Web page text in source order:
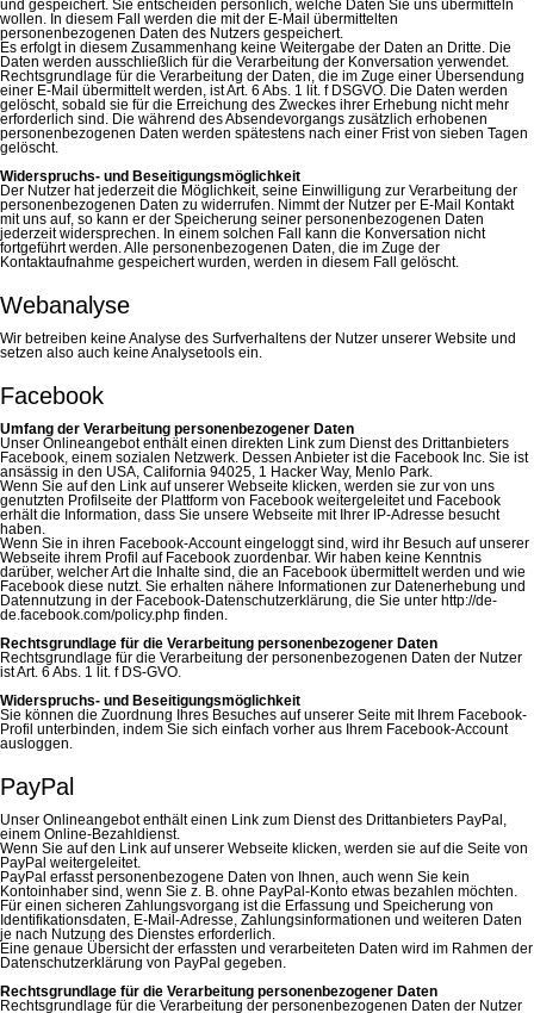
und gespeichert. Sie entscheiden persönlich, welche Daten Sie uns übermitteln
wollen. In diesem Fall werden die mit der E-Mail übermittelten
personenbezogenen Daten des Nutzers gespeichert.
Es erfolgt in diesem Zusammenhang keine Weitergabe der Daten an Dritte. Die
Daten werden ausschließlich für die Verarbeitung der Konversation verwendet.
Rechtsgrundlage für die Verarbeitung der Daten, die im Zuge einer Übersendung
einer E-Mail übermittelt werden, ist Art. 6 Abs. 1 lit. f DSGVO. Die Daten werden
gelöscht, sobald sie für die Erreichung des Zweckes ihrer Erhebung nicht mehr
erforderlich sind. Die während des Absendevorgangs zusätzlich erhobenen
personenbezogenen Daten werden spätestens nach einer Frist von sieben Tagen
gelöscht.
Widerspruchs- und Beseitigungsmöglichkeit
Der Nutzer hat jederzeit die Möglichkeit, seine Einwilligung zur Verarbeitung der
personenbezogenen Daten zu widerrufen. Nimmt der Nutzer per E-Mail Kontakt
mit uns auf, so kann er der Speicherung seiner personenbezogenen Daten
jederzeit widersprechen. In einem solchen Fall kann die Konversation nicht
fortgeführt werden. Alle personenbezogenen Daten, die im Zuge der
Kontaktaufnahme gespeichert wurden, werden in diesem Fall gelöscht.
Webanalyse
Wir betreiben keine Analyse des Surfverhaltens der Nutzer unserer Website und
setzen also auch keine Analysetools ein.
Facebook
Umfang der Verarbeitung personenbezogener Daten
Unser Onlineangebot enthält einen direkten Link zum Dienst des Drittanbieters
Facebook, einem sozialen Netzwerk. Dessen Anbieter ist die Facebook Inc. Sie ist
ansässig in den USA, California 94025, 1 Hacker Way, Menlo Park.
Wenn Sie auf den Link auf unserer Webseite klicken, werden sie zur von uns
genutzten Profilseite der Plattform von Facebook weitergeleitet und Facebook
erhält die Information, dass Sie unsere Webseite mit Ihrer IP-Adresse besucht
haben.
Wenn Sie in ihren Facebook-Account eingeloggt sind, wird ihr Besuch auf unserer
Webseite ihrem Profil auf Facebook zuordenbar. Wir haben keine Kenntnis
darüber, welcher Art die Inhalte sind, die an Facebook übermittelt werden und wie
Facebook diese nutzt. Sie erhalten nähere Informationen zur Datenerhebung und
Datennutzung in der Facebook-Datenschutzerklärung, die Sie unter http://de-
de.facebook.com/policy.php finden.
Rechtsgrundlage für die Verarbeitung personenbezogener Daten
Rechtsgrundlage für die Verarbeitung der personenbezogenen Daten der Nutzer
ist Art. 6 Abs. 1 lit. f DS-GVO.
Widerspruchs- und Beseitigungsmöglichkeit
Sie können die Zuordnung Ihres Besuches auf unserer Seite mit Ihrem Facebook-
Profil unterbinden, indem Sie sich einfach vorher aus Ihrem Facebook-Account
ausloggen.
PayPal
Unser Onlineangebot enthält einen Link zum Dienst des Drittanbieters PayPal,
einem Online-Bezahldienst.
Wenn Sie auf den Link auf unserer Webseite klicken, werden sie auf die Seite von
PayPal weitergeleitet.
PayPal erfasst personenbezogene Daten von Ihnen, auch wenn Sie kein
Kontoinhaber sind, wenn Sie z. B. ohne PayPal-Konto etwas bezahlen möchten.
Für einen sicheren Zahlungsvorgang ist die Erfassung und Speicherung von
Identifikationsdaten, E-Mail-Adresse, Zahlungsinformationen und weiteren Daten
je nach Nutzung des Dienstes erforderlich.
Eine genaue Übersicht der erfassten und verarbeiteten Daten wird im Rahmen der
Datenschutzerklärung von PayPal gegeben.
Rechtsgrundlage für die Verarbeitung personenbezogener Daten
Rechtsgrundlage für die Verarbeitung der personenbezogenen Daten der Nutzer